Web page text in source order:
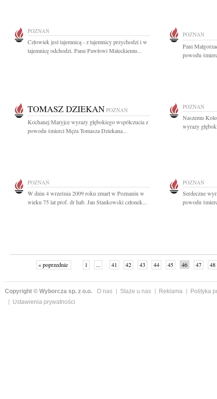
POZNAŃ
Człowiek jest tajemnicą - z tajemnicy przychodzi i w
tajemnicę odchodzi. Panu Pawłowi Mateckiemu...
POZNAŃ
Pani
powodu
TOMASZ DZIEKAN POZNAŃ
Kochanej Maryjce wyrazy głębokiego współczucia z
powodu śmierci Męża Tomasza Dziekana...
POZNAŃ
Naszemu
wyrazy
POZNAŃ
W dniu 4 września 2009 roku zmarł w Poznaniu w
wieku 75 lat prof. dr hab. Jan Stankowski członek...
POZNAŃ
Serdeczne
powodu
« poprzednie 1 ... 41 42 43 44 45 46 47 48
Copyright © Wyborcza sp. z o.o. O nas Staże u nas Reklama
Polityka
Ustawienia prywatności